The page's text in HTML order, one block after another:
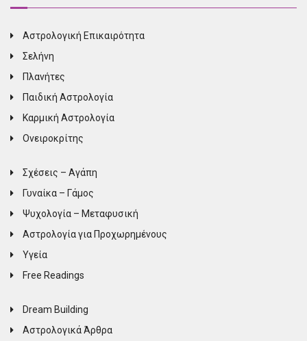
Αστρολογική Επικαιρότητα
Σελήνη
Πλανήτες
Παιδική Αστρολογία
Καρμική Αστρολογία
Ονειροκρίτης
Σχέσεις – Αγάπη
Γυναίκα – Γάμος
Ψυχολογία – Μεταφυσική
Αστρολογία για Προχωρημένους
Υγεία
Free Readings
Dream Building
Αστρολογικά Άρθρα